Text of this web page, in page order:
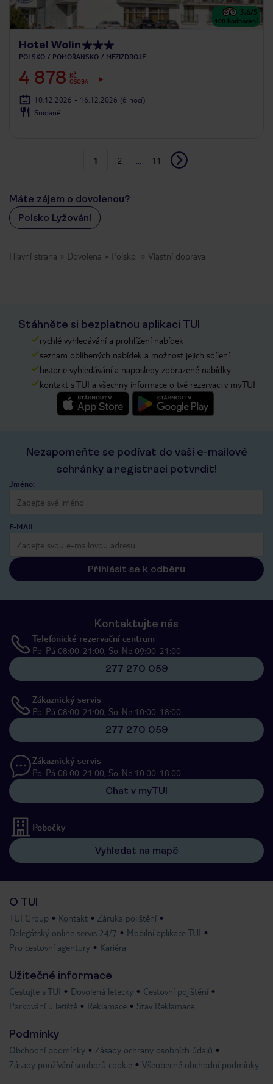
3.6/5
108 hodnocení
Hotel Wolin
POLSKO POMOŘANSKO MEZIZDROJE
4 878
KČ
OSOBA
10.12.2026 - 16.12.2026 (6 nocí)
Snídaně
1 2 11
Máte zájem o dovolenou?
Polsko Lyžování
Hlavní strana Dovolena Polsko Vlastní doprava
Stáhněte si bezplatnou aplikaci TUI
rychlé vyhledávání a prohlížení nabídek
seznam oblíbených nabídek a možnost jejich sdílení
historie vyhledávání a naposledy zobrazené nabídky
kontakt s TUI a všechny informace o tvé rezervaci v myTUI
Nezapomeňte se podívat do vaší e-mailové
schránky a registraci potvrdit!
Jméno:
E-MAIL
Přihlásit se k odběru
Kontaktujte nás
Telefonické rezervační centrum
Po-Pá 08:00-21:00, So-Ne 09:00-21:00
277 270 059
Zákaznický servis
Po-Pá 08:00-21:00, So-Ne 10:00-18:00
277 270 059
Zákaznický servis
Po-Pá 08:00-21:00, So-Ne 10:00-18:00
Chat v myTUI
Pobočky
Vyhledat na mapě
O TUI
TUI Group Kontakt
Záruka pojištění
Delegátský online servis 24/7
Mobilní aplikace TUI
Pro cestovní agentury
Kariéra
Užitečné informace
Cestujte s TUI Dovolená letecky
Cestovní pojištění
Parkování u letiště
Reklamace Stav Reklamace
Podmínky
Obchodní podmínky
Zásady ochrany osobních údajů
Zásady používání souborů cookie
Všeobecné obchodní podmínky